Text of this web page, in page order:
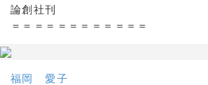
論創社刊
＝＝＝＝＝＝＝＝＝＝＝＝
福岡 愛子